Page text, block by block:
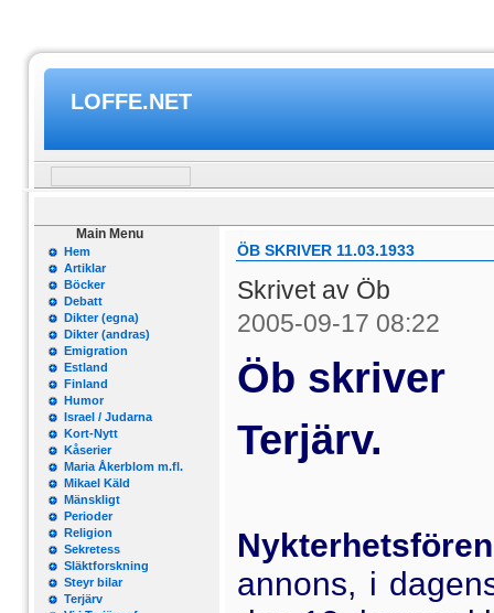
LOFFE.NET
Main Menu
Hem
Artiklar
Böcker
Debatt
Dikter (egna)
Dikter (andras)
Emigration
Estland
Finland
Humor
Israel / Judarna
Kort-Nytt
Kåserier
Maria Åkerblom m.fl.
Mikael Käld
Mänskligt
Perioder
Religion
Sekretess
Släktforskning
Steyr bilar
Terjärv
ÖB SKRIVER 11.03.1933
Skrivet av Öb
2005-09-17 08:22
Öb skriver
Terjärv.
annons, i